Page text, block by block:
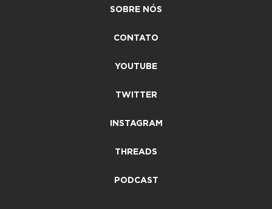
SOBRE NÓS
CONTATO
YOUTUBE
TWITTER
INSTAGRAM
THREADS
PODCAST